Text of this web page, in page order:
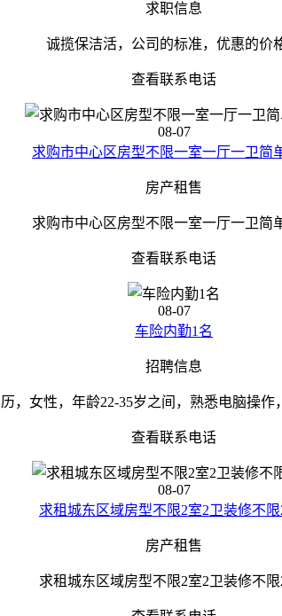
求职信息
诚揽保洁活，公司的标准，优惠的价
查看联系电话
08-07
求购市中心区房型不限一室一厅一卫简
房产租售
求购市中心区房型不限一室一厅一卫简
查看联系电话
08-07
车险内勤1名
招聘信息
，女性，年龄22-35岁之间，熟悉电脑操
查看联系电话
08-07
求租城东区域房型不限2室2卫装修不限
房产租售
求租城东区域房型不限2室2卫装修不限